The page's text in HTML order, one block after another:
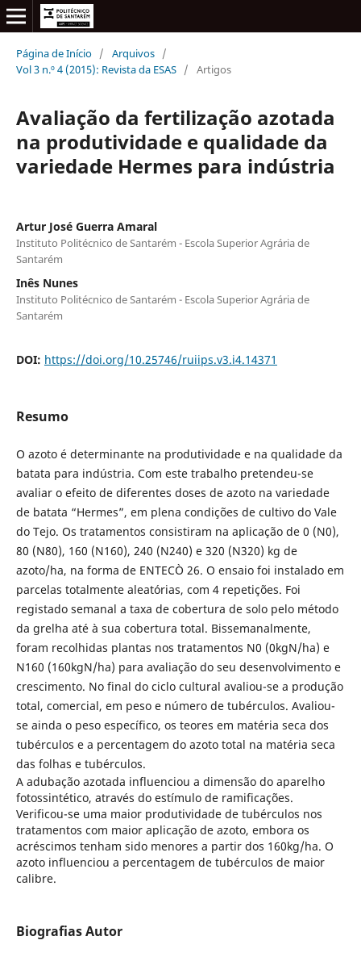
Página de Início / Arquivos /
Vol 3 n.º 4 (2015): Revista da ESAS / Artigos
Avaliação da fertilização azotada
na produtividade e qualidade da
variedade Hermes para indústria
Artur José Guerra Amaral
Instituto Politécnico de Santarém - Escola Superior Agrária de
Santarém
Inês Nunes
Instituto Politécnico de Santarém - Escola Superior Agrária de
Santarém
DOI: https://doi.org/10.25746/ruiips.v3.i4.14371
Resumo
O azoto é determinante na produtividade e na qualidade da
batata para indústria. Com este trabalho pretendeu-se
avaliar o efeito de diferentes doses de azoto na variedade
de batata “Hermes”, em plena condições de cultivo do Vale
do Tejo. Os tratamentos consistiram na aplicação de 0 (N0),
80 (N80), 160 (N160), 240 (N240) e 320 (N320) kg de
azoto/ha, na forma de ENTECÒ 26. O ensaio foi instalado em
parcelas totalmente aleatórias, com 4 repetições. Foi
registado semanal a taxa de cobertura de solo pelo método
da grelha até à sua cobertura total. Bissemanalmente,
foram recolhidas plantas nos tratamentos N0 (0kgN/ha) e
N160 (160kgN/ha) para avaliação do seu desenvolvimento e
crescimento. No final do ciclo cultural avaliou-se a produção
total, comercial, em peso e número de tubérculos. Avaliou-
se ainda o peso específico, os teores em matéria seca dos
tubérculos e a percentagem do azoto total na matéria seca
das folhas e tubérculos.
A adubação azotada influenciou a dimensão do aparelho
fotossintético, através do estímulo de ramificações.
Verificou-se uma maior produtividade de tubérculos nos
tratamentos com maior aplicação de azoto, embora os
acréscimos tenham sido menores a partir dos 160kg/ha. O
azoto influenciou a percentagem de tubérculos de maior
calibre.
Biografias Autor